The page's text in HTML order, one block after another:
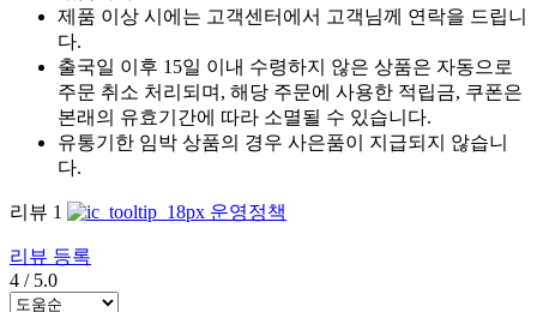
제품 이상 시에는 고객센터에서 고객님께 연락을 드립니
다.
출국일 이후 15일 이내 수령하지 않은 상품은 자동으로
주문 취소 처리되며, 해당 주문에 사용한 적립금, 쿠폰은
본래의 유효기간에 따라 소멸될 수 있습니다.
유통기한 임박 상품의 경우 사은품이 지급되지 않습니
다.
리뷰 1 운영정책
리뷰 등록
4 / 5.0